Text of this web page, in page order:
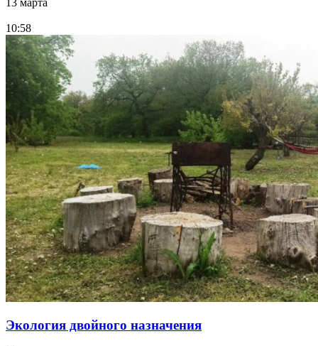
10:58
Экология двойного назначения